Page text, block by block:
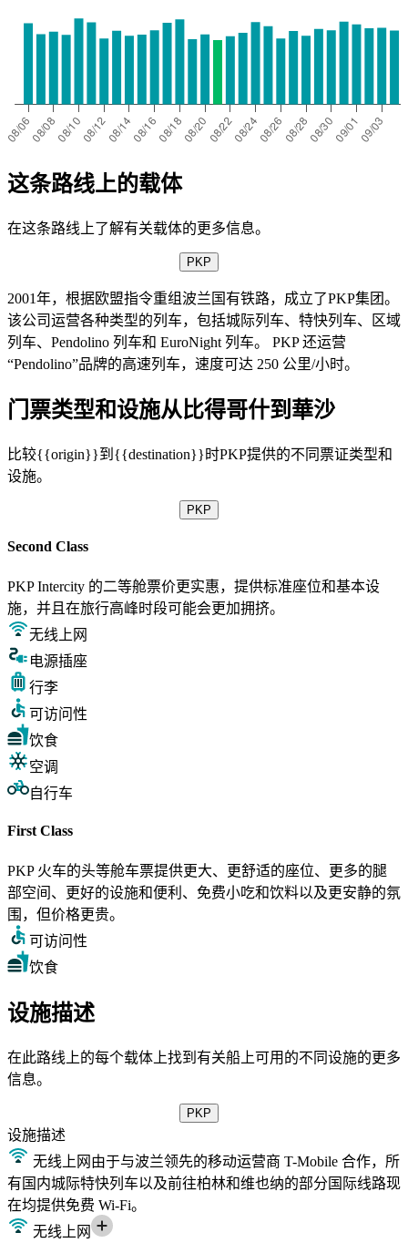
这条路线上的载体
在这条路线上了解有关载体的更多信息。
PKP
2001年，根据欧盟指令重组波兰国有铁路，成立了PKP集团。
该公司运营各种类型的列车，包括城际列车、特快列车、区域
列车、Pendolino 列车和 EuroNight 列车。 PKP 还运营
“Pendolino”品牌的高速列车，速度可达 250 公里/小时。
门票类型和设施从比得哥什到華沙
比较{{origin}}到{{destination}}时PKP提供的不同票证类型和
设施。
PKP
Second Class
PKP Intercity 的二等舱票价更实惠，提供标准座位和基本设
施，并且在旅行高峰时段可能会更加拥挤。
无线上网
电源插座
行李
可访问性
饮食
空调
自行车
First Class
PKP 火车的头等舱车票提供更大、更舒适的座位、更多的腿
部空间、更好的设施和便利、免费小吃和饮料以及更安静的氛
围，但价格更贵。
可访问性
饮食
设施描述
在此路线上的每个载体上找到有关船上可用的不同设施的更多
信息。
PKP
设施描述
无线上网 由于与波兰领先的移动运营商 T-Mobile 合作，所
有国内城际特快列车以及前往柏林和维也纳的部分国际线路现
在均提供免费 Wi-Fi。
无线上网